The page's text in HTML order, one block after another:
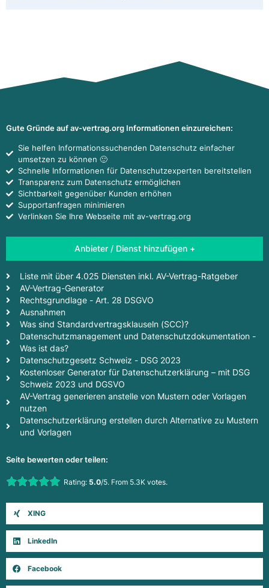
Gute Gründe auf av-vertrag.org Informationen einzureichen:
Sie helfen Informationssuchenden Datenschutz einfacher
umsetzen zu können 🙂
Schnelle Informationen für Datenschutzexperten bereitstellen
Transparenz zum Datenschutz ermöglichen
Sichtbarkeit gegenüber Kunden erhöhen
Supportanfragen minimieren
Verlinken Sie Ihre Webseite mit av-vertrag.org
Anbieter / Dienst hinzufügen +
Liste mit über 4.025 Diensten inkl. AV-Vertrag-Ratgeber
AV-Vertrag-Generator
Rechtsgrundlage - Art. 28 DSGVO
Ausnahmen
Was sind Standardvertragsklauseln (SCC)?
Datenschutzmanagement und Datenschutzdokumentation -
Was ist das?
Datenschutzgesetz Schweiz - DSG 2023
Kostenloser Generator für Datenschutzerklärung – mit DSG
Schweiz 2023 und DGSVO
AV-Vertrag generieren anstelle von Mustern oder Vorlagen
nutzen
Datenschutzerklärung erstellen durch Alternative zu Mustern
und Vorlagen
Seite bewerten oder teilen:
Rate this item:Rating: 5.0/5. From 5.3K votes.
XING
LinkedIn
Facebook